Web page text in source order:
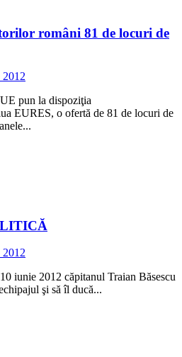
români 81 de locuri de
2012
UE pun la dispoziţia
EURES, o ofertă de 81 de locuri de
2012
iunie 2012 căpitanul Traian Băsescu
şi să îl ducă...